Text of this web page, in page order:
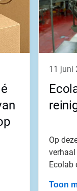
11
Op
Ecolab
Toon